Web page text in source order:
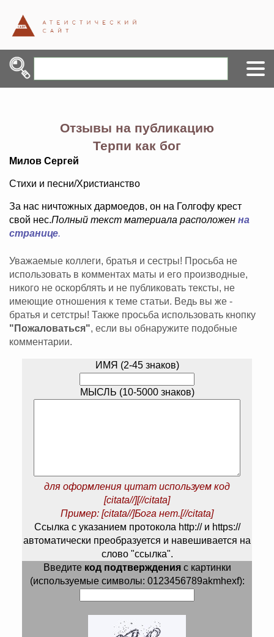
Отзывы на публикацию
Терпи как бог
Милов Сергей
Стихи и песни/Христианство
За нас ничтожных дармоедов, он на Голгофу крест
свой нес.Полный текст материала расположен на
странице.
Уважаемые коллеги, братья и сестры! Просьба не
использовать в комментах маты и его производные,
никого не оскорблять и не публиковать тексты, не
имеющие отношения к теме статьи. Ведь вы же -
братья и сетстры! Также просьба использовать кнопку
"Пожаловаться", если вы обнаружите подобные
комментарии.
ИМЯ (2-45 знаков)
МЫСЛЬ (10-5000 знаков)
для оформления цитат используем код
[citata//][//citata]
Пример: [citata//]Бога нет.[//citata]
Ссылка с указанием протокола http:// и https://
автоматически преобразуется и навешивается на
слово "ссылка".
Введите код подтвержденияс картинки
(используемые символы: 0123456789akmhexf):